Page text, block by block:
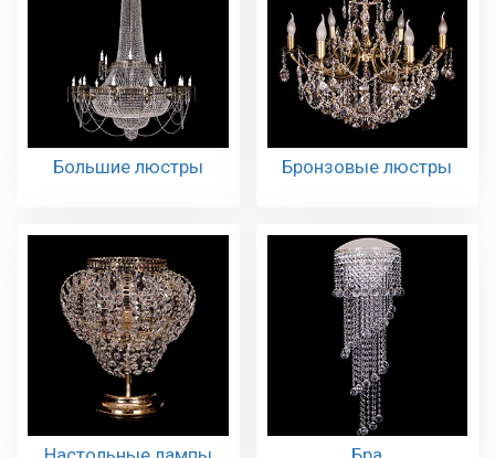
Большие люстры Бронзовые люстры